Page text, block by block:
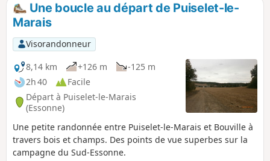
Une boucle au départ de Puiselet-le-
Marais
Visorandonneur
8,14 km
+126 m
-125 m
2h 40
Facile
Départ à Puiselet-le-Marais
(Essonne)
Une petite randonnée entre Puiselet-le-Marais et Bouville à
travers bois et champs. Des points de vue superbes sur la
campagne du Sud-Essonne.